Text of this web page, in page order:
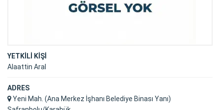
YETKİLİ KİŞİ
Alaattin Aral
ADRES
Yeni Mah. (Ana Merkez İşhanı Belediye Binası Yanı)